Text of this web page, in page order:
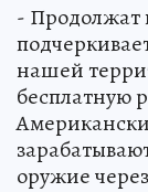
- Продолжат
нашей
бесплатную
оружие